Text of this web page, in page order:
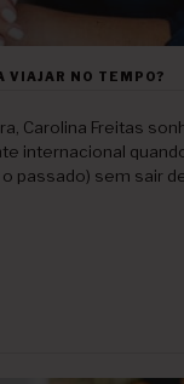
VIAJAR NO TEMPO?
Carolina Freitas
internacional
passado) sem sair